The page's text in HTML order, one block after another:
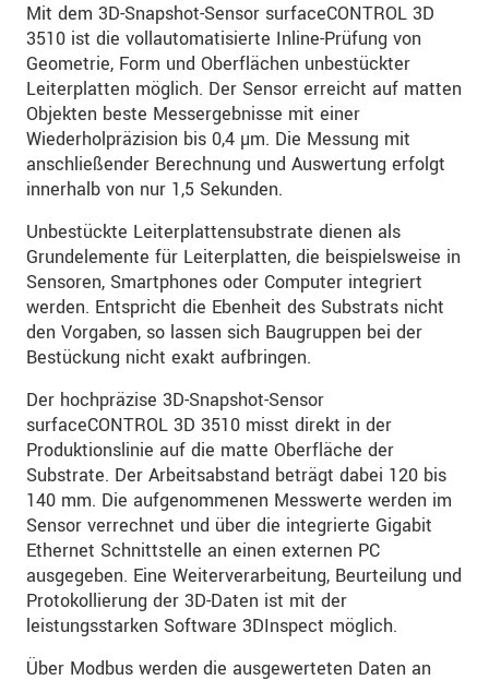
Mit dem 3D-Snapshot-Sensor surfaceCONTROL 3D
3510 ist die vollautomatisierte Inline-Prüfung von
Geometrie, Form und Oberflächen unbestückter
Leiterplatten möglich. Der Sensor erreicht auf matten
Objekten beste Messergebnisse mit einer
Wiederholpräzision bis 0,4 µm. Die Messung mit
anschließender Berechnung und Auswertung erfolgt
innerhalb von nur 1,5 Sekunden.
Unbestückte Leiterplattensubstrate dienen als
Grundelemente für Leiterplatten, die beispielsweise in
Sensoren, Smartphones oder Computer integriert
werden. Entspricht die Ebenheit des Substrats nicht
den Vorgaben, so lassen sich Baugruppen bei der
Bestückung nicht exakt aufbringen.
Der hochpräzise 3D-Snapshot-Sensor
surfaceCONTROL 3D 3510 misst direkt in der
Produktionslinie auf die matte Oberfläche der
Substrate. Der Arbeitsabstand beträgt dabei 120 bis
140 mm. Die aufgenommenen Messwerte werden im
Sensor verrechnet und über die integrierte Gigabit
Ethernet Schnittstelle an einen externen PC
ausgegeben. Eine Weiterverarbeitung, Beurteilung und
Protokollierung der 3D-Daten ist mit der
leistungsstarken Software 3DInspect möglich.
Über Modbus werden die ausgewerteten Daten an